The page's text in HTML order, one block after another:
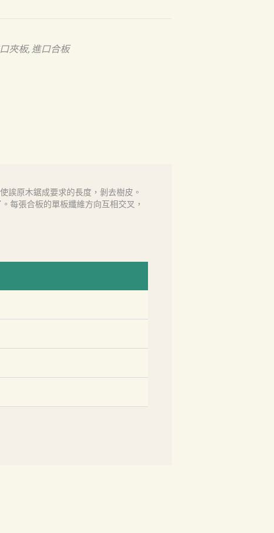
夾板,進口合板
誒原木鋸成要求的長度，剝去樹皮。
每張合板的單板纖維方向互相交叉，